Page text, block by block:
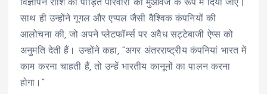
विज्ञापन राशि को पीड़ित परिवारों को मुआवजे के रूप में दिया जाए।
साथ ही उन्होंने गूगल और एप्पल जैसी वैश्विक कंपनियों की
आलोचना की, जो अपने प्लेटफॉर्म्स पर अवैध सट्टेबाजी ऐप्स को
अनुमति देती हैं। उन्होंने कहा, “अगर अंतरराष्ट्रीय कंपनियां भारत में
काम करना चाहती हैं, तो उन्हें भारतीय कानूनों का पालन करना
होगा।”